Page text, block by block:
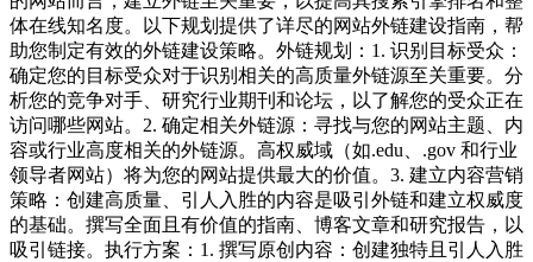
体在线知名度。以下规划提供了详尽的网站外链建设指南，帮
助您制定有效的外链建设策略。外链规划：1. 识别目标受众：
确定您的目标受众对于识别相关的高质量外链源至关重要。分
析您的竞争对手、研究行业期刊和论坛，以了解您的受众正在
访问哪些网站。2. 确定相关外链源：寻找与您的网站主题、内
容或行业高度相关的外链源。高权威域（如.edu、.gov 和行业
领导者网站）将为您的网站提供最大的价值。3. 建立内容营销
策略：创建高质量、引人入胜的内容是吸引外链和建立权威度
的基础。撰写全面且有价值的指南、博客文章和研究报告，以
吸引链接。执行方案：1. 撰写原创内容：创建独特且引人入胜